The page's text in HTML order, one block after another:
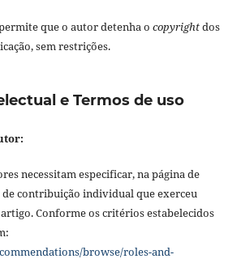
que o autor detenha o copyrightdos
sem restrições.
e Termos de uso
necessitam especificar, na página de
contribuição individual que exerceu
Conforme os critérios estabelecidos
browse/roles-and-